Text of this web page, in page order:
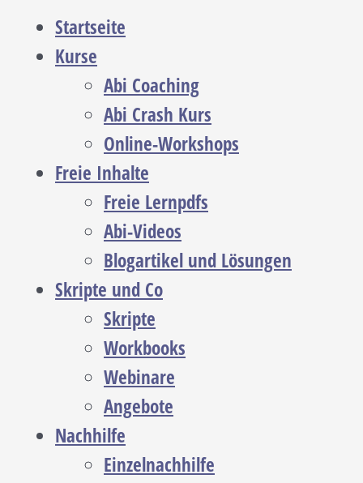
Startseite
Kurse
Abi Coaching
Abi Crash Kurs
Online-Workshops
Freie Inhalte
Freie Lernpdfs
Abi-Videos
Blogartikel und Lösungen
Skripte und Co
Skripte
Workbooks
Webinare
Angebote
Nachhilfe
Einzelnachhilfe